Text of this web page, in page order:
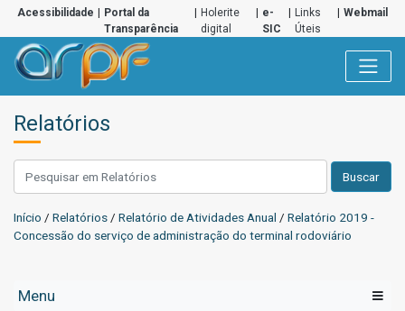
Acessibilidade
Portal da
Transparência
Holerite
digital
e-
SIC
Links
Úteis
Webmail
Relatórios
Buscar
Início / Relatórios / Relatório de Atividades Anual / Relatório 2019 -
Concessão do serviço de administração do terminal rodoviário
Menu